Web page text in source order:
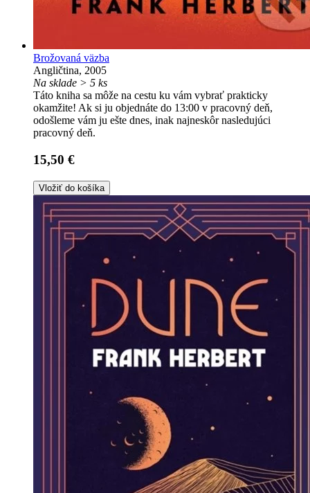
Brožovaná väzba
Angličtina, 2005
Na sklade > 5 ks
Táto kniha sa môže na cestu ku vám vybrať prakticky
okamžite! Ak si ju objednáte do 13:00 v pracovný deň,
odošleme vám ju ešte dnes, inak najneskôr nasledujúci
pracovný deň.
15,50 €
Vložiť do košíka